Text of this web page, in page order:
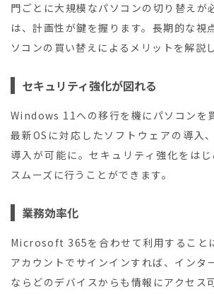
門ごとに大規模なパソコンの切り替えが
は、計画性が鍵を握ります。長期的な視
ソコンの買い替えによるメリットを解説し
セキュリティ強化が図れる
Windows 11への移行を機にパソコンを
最新OSに対応したソフトウェアの導入
導入が可能に。セキュリティ強化をは
スムーズに行うことができます。
業務効率化
Microsoft 365を合わせて利用するこ
アカウントでサインインすれば、インタ
ならどのデバイスからも情報にアクセス